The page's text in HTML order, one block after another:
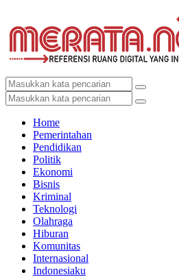
Home
Pemerintahan
Pendidikan
Politik
Ekonomi
Bisnis
Kriminal
Teknologi
Olahraga
Hiburan
Komunitas
Internasional
Indonesiaku